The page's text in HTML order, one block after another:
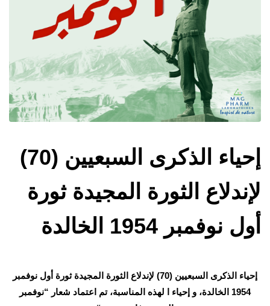
إحياء الذكرى السبعيين (70)
لإندلاع الثورة المجيدة ثورة
أول نوفمبر 1954 الخالدة
إحياء الذكرى السبعيين (70) لإندلاع الثورة المجيدة ثورة أول نوفمبر
1954 الخالدة، و إحياء ا لهذه المناسبة، تم اعتماد شعار “نوفمبر